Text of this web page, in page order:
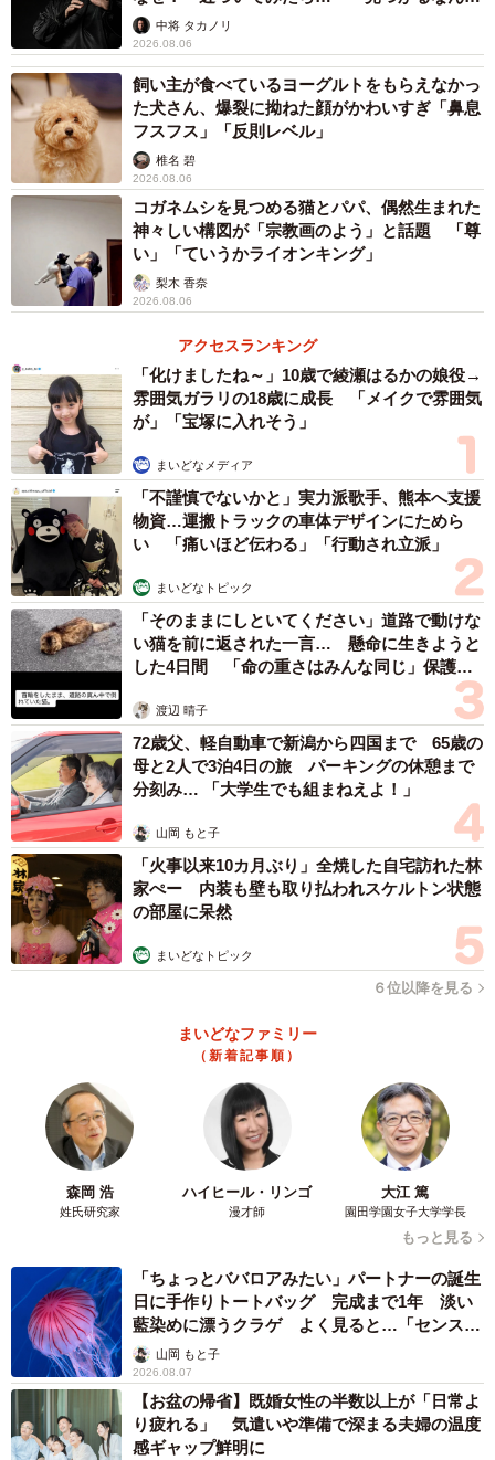
――ちょうどタオルがにこたくんのベッドのようで。引き
出しに入っていたことに気付いたのは…。
「にこたがいないと思って探していたところ、引き出しに
入っていました。この引き出しに入っていたのは初めてで
す」
――”秘密のベッド”にいた、にこたくんを見つけたときどう
思った？
「見つかってホッとしたのと、普段からふかふかした心地
いいところを見つけては寝ているので、本当に心地よいと
ころを見つけるのが得意なんだなと思い、笑えました。に
こたの様子はというと、？？と寝ぼけたような、バツの悪
そうな顔をした気がしましたね」
3/5
見つかってしまって、バツ悪そう？（ぬっこさん提供、Instagramよりキ
ャプチャ撮影）
「出すのもかわいそうだったので、そのままにしていた
ら、また寝ていました」
――にこたくん、どうやって引き出しに入ったのでしょ
う？
未熟」中将 タカノリ
2026.08.06
飼い主が食べているヨーグルトをもらえなかっ
た犬さん、爆裂に拗ねた顔がかわいすぎ「鼻息
フスフス」「反則レベル」
椎名 碧
2026.08.06
コガネムシを見つめる猫とパパ、偶然生まれた
神々しい構図が「宗教画のよう」と話題 「尊
い」「ていうかライオンキング」
梨木 香奈
2026.08.06
アクセスランキング
「化けましたね～」10歳で綾瀬はるかの娘役→
雰囲気ガラリの18歳に成長 「メイクで雰囲気
が」「宝塚に入れそう」
まいどなメディア
「不謹慎でないかと」実力派歌手、熊本へ支援
物資…運搬トラックの車体デザインにためら
い 「痛いほど伝わる」「行動され立派」
まいどなトピック
「そのままにしといてください」道路で動けな
い猫を前に返された一言… 懸命に生きようと
した4日間 「命の重さはみんな同じ」保護団
渡辺 晴子
72歳父、軽自動車で新潟から四国まで 65歳の
母と2人で3泊4日の旅 パーキングの休憩まで
分刻み… 「大学生でも組まねえよ！」
山岡 もと子
「火事以来10カ月ぶり」全焼した自宅訪れた林
家ぺー 内装も壁も取り払われスケルトン状態
の部屋に呆然
まいどなトピック
６位以降を見る
まいどなファミリー
（新着記事順）
森岡 浩
姓氏研究家
ハイヒール・リンゴ
漫才師
大江 篤
園田学園女子大学学長
もっと見る
「ちょっとババロアみたい」パートナーの誕生
日に手作りトートバッグ 完成まで1年 淡い
藍染めに漂うクラゲ よく見ると…「センスす
ごい」山岡 もと子
2026.08.07
【お盆の帰省】既婚女性の半数以上が「日常よ
り疲れる」 気遣いや準備で深まる夫婦の温度
感ギャップ鮮明に